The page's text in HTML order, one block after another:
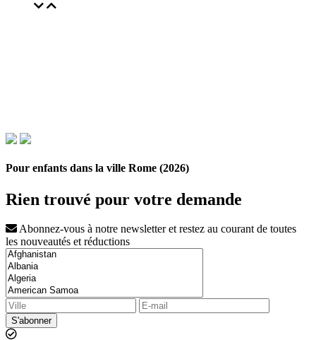
Pour enfants dans la ville Rome (2026)
Rien trouvé pour votre demande
Abonnez-vous à notre newsletter et restez au courant de toutes
les nouveautés et réductions
S'abonner